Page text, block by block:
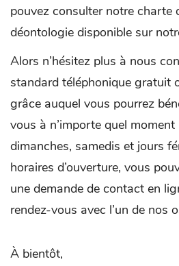
pouvez consulter notre charte
déontologie disponible sur
Alors n’hésitez plus à nous
standard téléphonique gratuit
grâce auquel vous pourrez
vous à n’importe quel
dimanches, samedis et jours
horaires d’ouverture, vous
une demande de contact en
rendez-vous avec l’un de nos
À bientôt,